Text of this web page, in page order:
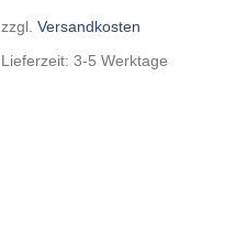
zzgl. Versandkosten
Lieferzeit: 3-5 Werktage